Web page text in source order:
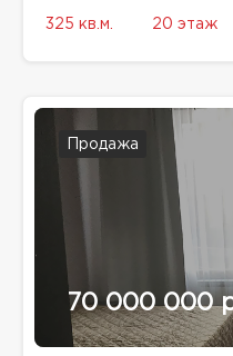
325 кв.м. 20 этаж
Продажа
70 000 000